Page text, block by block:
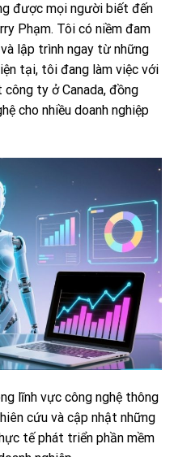
được mọi người biết đến
Phạm. Tôi có niềm đam
lập trình ngay từ những
tại, tôi đang làm việc với
ty ở Canada, đồng
cho nhiều doanh nghiệp
lĩnh vực công nghệ thông
cứu và cập nhật những
tế phát triển phần mềm